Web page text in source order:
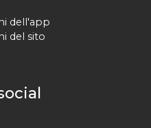
dell'app
del sito